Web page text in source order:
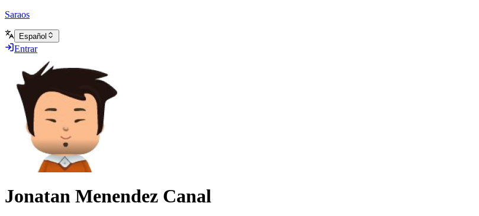
Saraos
Español
Entrar
Jonatan Menendez Canal